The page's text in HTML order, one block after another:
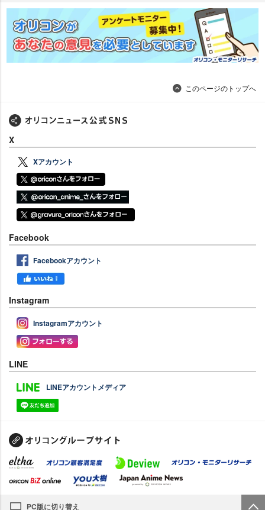
このページのトップへ
X
Xアカウント
Facebook
Facebookアカウント
Instagram
Instagramアカウント
LINE
LINEアカウントメディア
PC版に切り替え